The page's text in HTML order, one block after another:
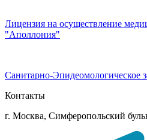
Лицензия на осуществление
"Аполлония"
Санитарно-Эпидеомологическое
Контакты
г. Москва, Симферопольский